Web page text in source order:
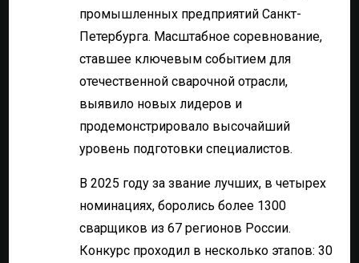
промышленных предприятий Санкт-
Петербурга. Масштабное соревнование,
ставшее ключевым событием для
отечественной сварочной отрасли,
выявило новых лидеров и
продемонстрировало высочайший
уровень подготовки специалистов.
В 2025 году за звание лучших, в четырех
номинациях, боролись более 1300
сварщиков из 67 регионов России.
Конкурс проходил в несколько этапов: 30